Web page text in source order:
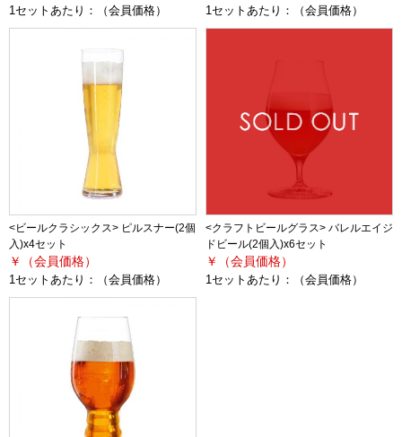
1セットあたり： （会員価格） 1セットあたり： （会員価格）
<ビールクラシックス> ピルスナー(2個
入)x4セット
￥（会員価格）
1セットあたり： （会員価格）
<クラフトビールグラス> バレルエイジ
ドビール(2個入)x6セット
￥（会員価格）
1セットあたり： （会員価格）